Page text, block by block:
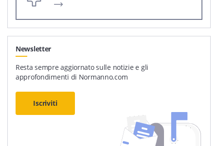
Newsletter
Resta sempre aggiornato sulle notizie e gli
approfondimenti di Normanno.com
Iscriviti